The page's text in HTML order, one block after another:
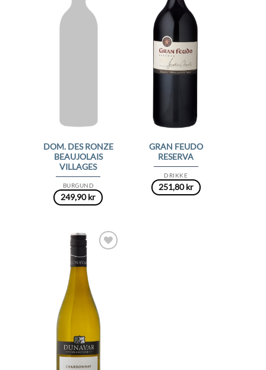
BURGUND
DOM. DES RONZE
BEAUJOLAIS
VILLAGES
249,90kr
DRIKKE
GRAN FEUDO
RESERVA
251,80kr